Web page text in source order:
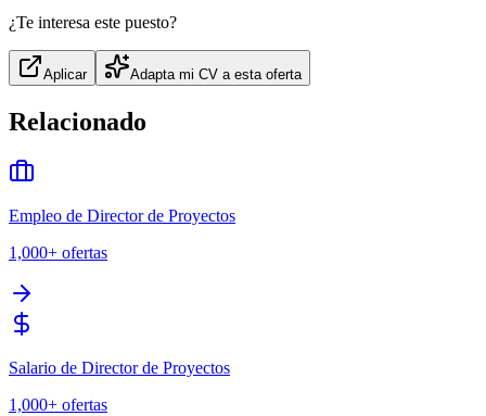
¿Te interesa este puesto?
Aplicar Adapta mi CV a esta oferta
Relacionado
Empleo de Director de Proyectos
1,000+ ofertas
Salario de Director de Proyectos
1,000+ ofertas